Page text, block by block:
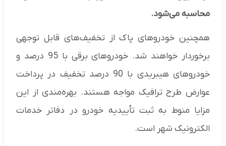
محاسبه می‌شود.
همچنین خودروهای پاک از تخفیف‌های قابل توجهی
برخوردار خواهند شد. خودروهای برقی با 95 درصد و
خودروهای هیبریدی با 90 درصد تخفیف در پرداخت
عوارض طرح ترافیک مواجه هستند. بهره‌مندی از این
مزایا منوط به ثبت تأییدیه خودرو در دفاتر خدمات
الکترونیک شهر است.